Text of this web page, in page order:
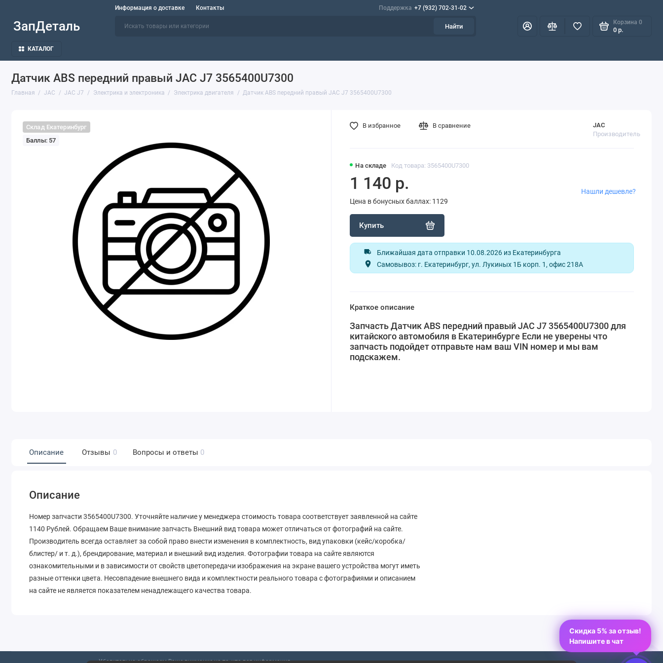
Информация о доставке Контакты Поддержка +7 (932) 702-31-02
ЗапДеталь Найти
Корзина 0
0 р.
КАТАЛОГ
Датчик ABS передний правый JAC J7 3565400U7300
Главная JAC JAC J7 Электрика и электроника Электрика двигателя Датчик ABS передний правый JAC J7 3565400U7300
Склад Екатеринбург
Баллы: 57
На складе Код товара: 3565400U7300
JAC
Производитель
1 140 р.
Цена в бонусных баллах: 1129
Купить
Нашли дешевле?
Ближайшая дата отправки 10.08.2026 из Екатеринбурга
Самовывоз: г. Екатеринбург, ул. Лукиных 1Б корп. 1, офис 218А
В избранное В сравнение
Краткое описание
Запчасть Датчик ABS передний правый JAC J7 3565400U7300 для
китайского автомобиля в Екатеринбурге Если не уверены что
запчасть подойдет отправьте нам ваш VIN номер и мы вам
подскажем.
Описание Отзывы 0 Вопросы и ответы 0
Описание
Номер запчасти 3565400U7300. Уточняйте наличие у менеджера стоимость товара соответствует заявленной на сайте
1140 Рублей. Обращаем Ваше внимание запчасть Внешний вид товара может отличаться от фотографий на сайте.
Производитель всегда оставляет за собой право внести изменения в комплектность, вид упаковки (кейс/коробка/
блистер/ и т. д.), брендирование, материал и внешний вид изделия. Фотографии товара на сайте являются
ознакомительными и в зависимости от свойств цветопередачи изображения на экране вашего устройства могут иметь
разные оттенки цвета. Несовпадение внешнего вида и комплектности реального товара с фотографиями и описанием
на сайте не является показателем ненадлежащего качества товара.
Скидка 5% за отзыв!
Напишите в чат